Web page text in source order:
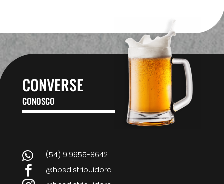
CONVERSE
CONOSCO
 (54) 9.9955-8642
 @hbsdistribuidora